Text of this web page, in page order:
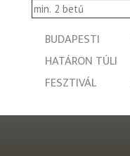
BUDAPESTI
HATÁRON TÚLI
FESZTIVÁL